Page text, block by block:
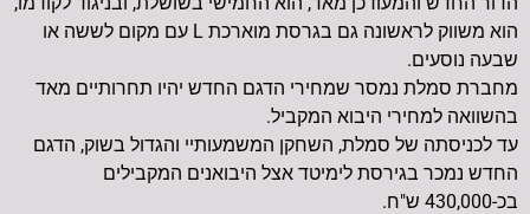
הוא משווק לראשונה גם בגרסת מוארכת L
עם מקום לששה או
שבעה נוסעים.
מחברת סמלת נמסר שמחירי הדגם החדש יהיו תחרותיים מאד
בהשוואה למחירי היבוא המקביל.
עד לכניסתה של סמלת, השחקן המשמעותיי והגדול בשוק, הדגם
החדש נמכר בגירסת לימיטד אצל היבואנים המקבילים
בכ-430,000 ש"ח.